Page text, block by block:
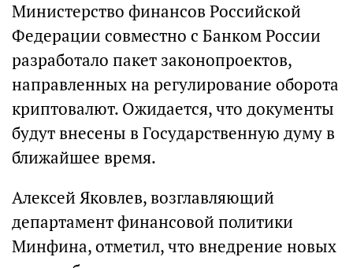
Министерство финансов Российской
Федерации совместно с Банком России
разработало пакет законопроектов,
направленных на регулирование оборота
криптовалют. Ожидается, что документы
будут внесены в Государственную думу в
ближайшее время.
Алексей Яковлев, возглавляющий
департамент финансовой политики
Минфина, отметил, что внедрение новых